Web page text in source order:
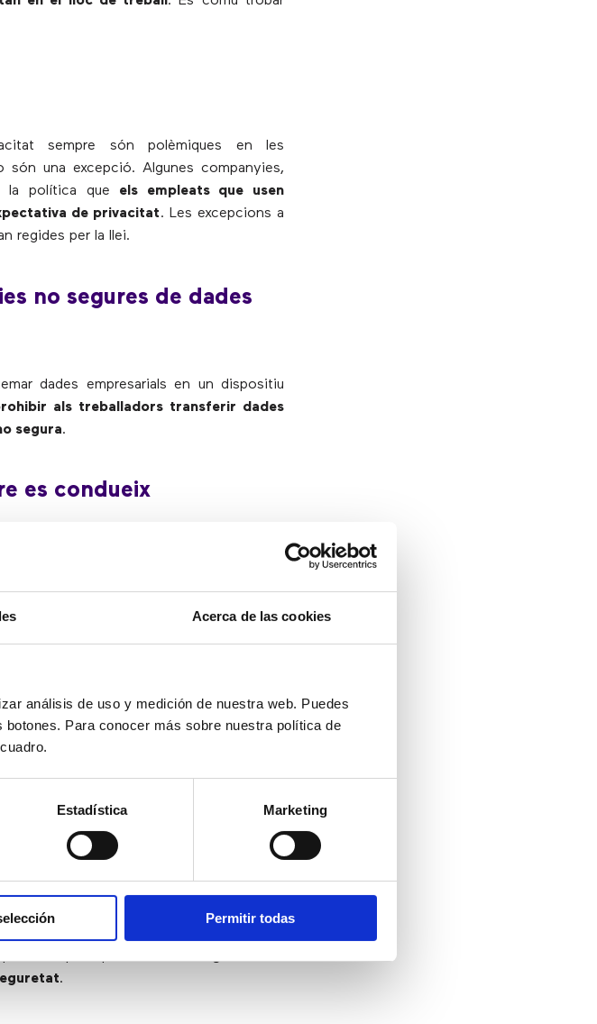
Acerca de las cookies
análisis de uso y medición de nuestra web. Puedes
Para conocer más sobre nuestra política de
Estadística Marketing
Permitir todas
sempre són polèmiques en les
una excepció. Algunes companyies,
la política que els empleats que usen
de privacitat. Les excepcions a
regides per la llei.
no segures de dades
dades empresarials en un dispositiu
als treballadors transferir dades
segura.
es condueix
que els pirates informàtics accedeixin
de l’empresa i a la xarxa en un dispositiu
.